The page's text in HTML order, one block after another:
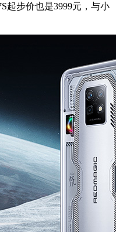
起步价也是3999元，与小